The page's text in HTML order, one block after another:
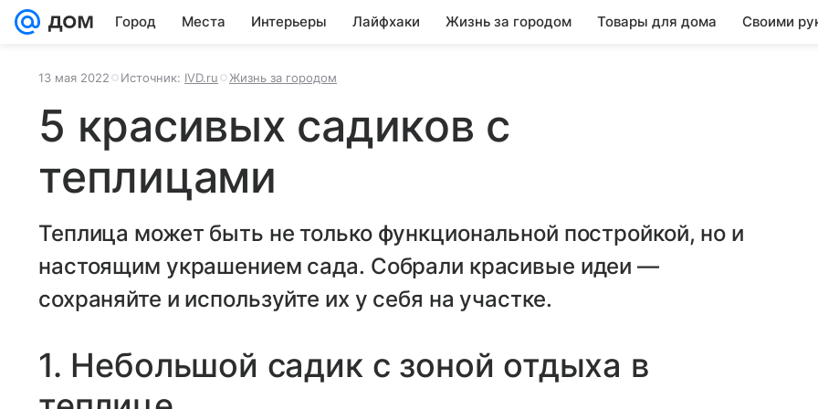
Город Места Интерьеры Лайфхаки Жизнь за городом Товары для дома Своими
13 мая 2022 Источник: IVD.ru Жизнь за городом
5 красивых садиков с
теплицами
Теплица может быть не только функциональной постройкой, но и
настоящим украшением сада. Собрали красивые идеи —
сохраняйте и используйте их у себя на участке.
1. Небольшой садик с зоной отдыха в